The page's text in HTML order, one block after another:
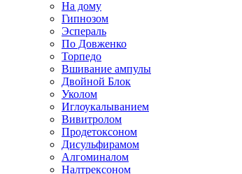
На дому
Гипнозом
Эспераль
По Довженко
Торпедо
Вшивание ампулы
Двойной Блок
Уколом
Иглоукалыванием
Вивитролом
Продетоксоном
Дисульфирамом
Алгоминалом
Налтрексоном